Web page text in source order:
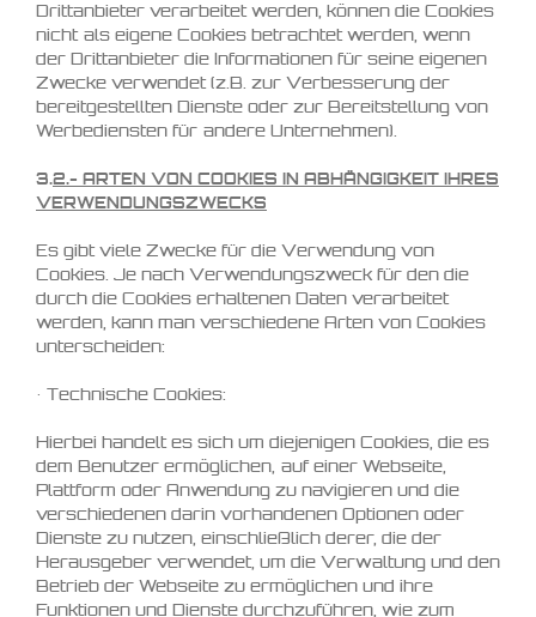
Drittanbieter verarbeitet werden, können die Cookies
nicht als eigene Cookies betrachtet werden, wenn
der Drittanbieter die Informationen für seine eigenen
Zwecke verwendet (z.B. zur Verbesserung der
bereitgestellten Dienste oder zur Bereitstellung von
Werbediensten für andere Unternehmen).
3.2.- ARTEN VON COOKIES IN ABHÄNGIGKEIT IHRES
VERWENDUNGSZWECKS
Es gibt viele Zwecke für die Verwendung von
Cookies. Je nach Verwendungszweck für den die
durch die Cookies erhaltenen Daten verarbeitet
werden, kann man verschiedene Arten von Cookies
unterscheiden:
• Technische Cookies:
Hierbei handelt es sich um diejenigen Cookies, die es
dem Benutzer ermöglichen, auf einer Webseite,
Plattform oder Anwendung zu navigieren und die
verschiedenen darin vorhandenen Optionen oder
Dienste zu nutzen, einschließlich derer, die der
Herausgeber verwendet, um die Verwaltung und den
Betrieb der Webseite zu ermöglichen und ihre
Funktionen und Dienste durchzuführen, wie zum